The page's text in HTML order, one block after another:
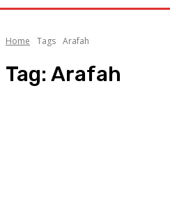
Home Tags Arafah
Tag: Arafah